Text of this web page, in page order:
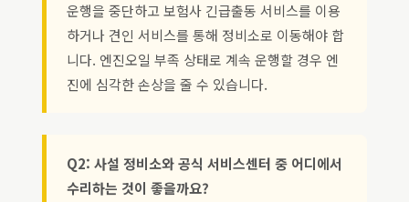
운행을 중단하고 보험사 긴급출동 서비스를 이용
하거나 견인 서비스를 통해 정비소로 이동해야 합
니다. 엔진오일 부족 상태로 계속 운행할 경우 엔
진에 심각한 손상을 줄 수 있습니다.
Q2: 사설 정비소와 공식 서비스센터 중 어디에서
수리하는 것이 좋을까요?